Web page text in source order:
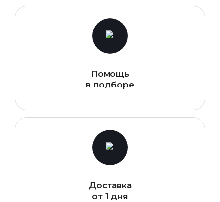
Помощь
в подборе
Доставка
от 1 дня